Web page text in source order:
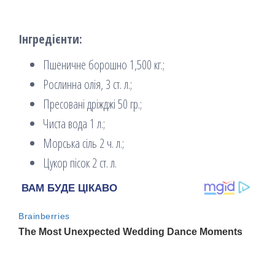
Інгредієнти:
Пшеничне борошно 1,500 кг.;
Рослинна олія, 3 ст. л.;
Пресовані дріжджі 50 гр.;
Чиста вода 1 л.;
Морська сіль 2 ч. л.;
Цукор пісок 2 ст. л.